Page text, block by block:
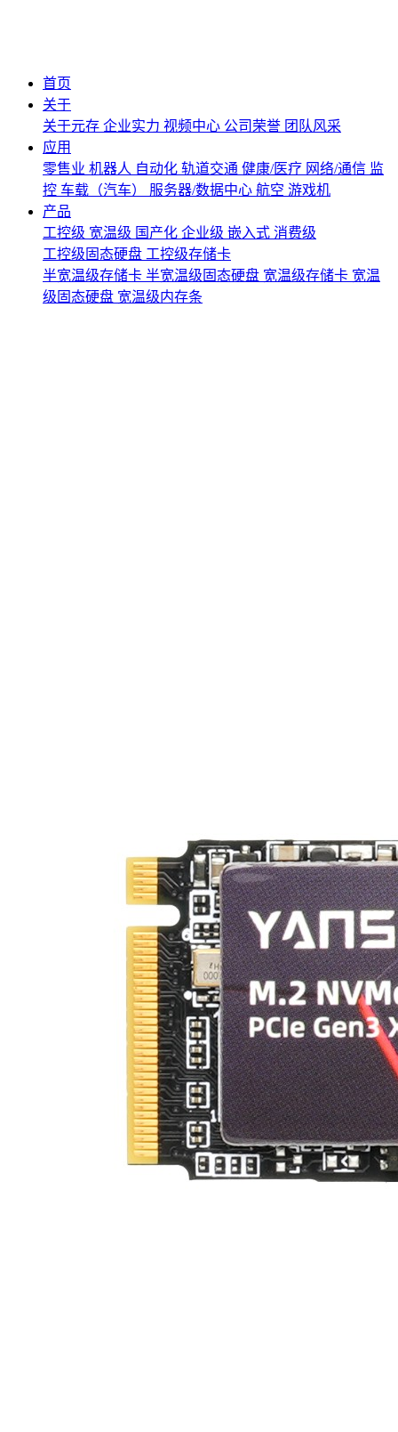
首页
关于
关于元存 企业实力 视频中心 公司荣誉 团队风采
应用
零售业 机器人 自动化 轨道交通 健康/医疗 网络/通信 监
控 车载（汽车） 服务器/数据中心 航空 游戏机
产品
工控级 宽温级 国产化 企业级 嵌入式 消费级
工控级固态硬盘 工控级存储卡
半宽温级存储卡 半宽温级固态硬盘 宽温级存储卡 宽温
级固态硬盘 宽温级内存条